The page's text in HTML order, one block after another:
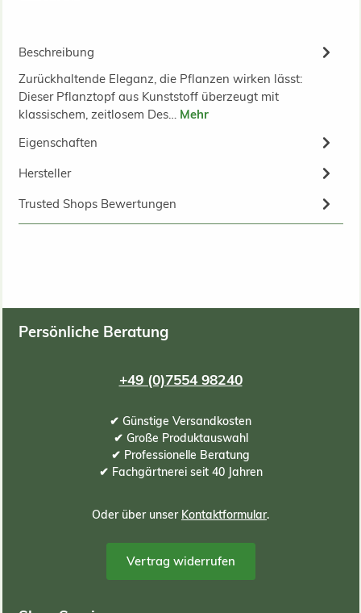
Beschreibung
Zurückhaltende Eleganz, die Pflanzen wirken lässt:
Dieser Pflanztopf aus Kunststoff überzeugt mit
klassischem, zeitlosem Des… Mehr
Eigenschaften
Hersteller
Trusted Shops Bewertungen
Persönliche Beratung
+49 (0)7554 98240
✔ Günstige Versandkosten
✔ Große Produktauswahl
✔ Professionelle Beratung
✔ Fachgärtnerei seit 40 Jahren
Oder über unser Kontaktformular.
Vertrag widerrufen